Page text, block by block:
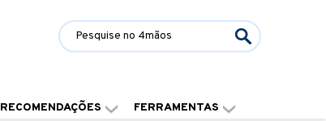
RECOMENDAÇÕES FERRAMENTAS